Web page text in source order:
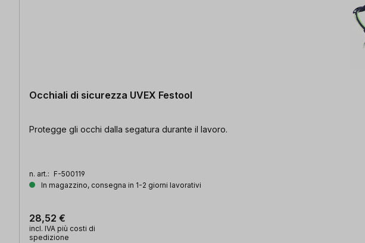
Occhiali di sicurezza UVEX Festool
Protegge gli occhi dalla segatura durante il lavoro.
n. art.: F-500119
In magazzino, consegna in 1-2 giorni lavorativi
28,52 €
incl. IVA più costi di
spedizione